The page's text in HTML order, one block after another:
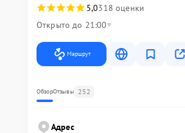
5,0318 оценки
Открыто до 21:00
Маршрут
ОбзорОтзывы 252
Адрес